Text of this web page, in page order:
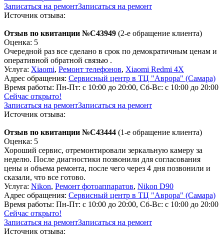
Записаться на ремонтЗаписаться на ремонт
Источник отзыва:
Отзыв по квитанции №C43949 (2-е обращение клиента)
Оценка: 5
Очередной раз все сделано в срок по демократичным ценам и
оперативной обратной связью .
Услуга: Xiaomi, Ремонт телефонов, Xiaomi Redmi 4X
Адрес обращения: Сервисный центр в ТЦ "Аврора" (Самара)
Время работы: Пн-Пт: с 10:00 до 20:00, Сб-Вс: с 10:00 до 20:00
Сейчас открыто!
Записаться на ремонтЗаписаться на ремонт
Источник отзыва:
Отзыв по квитанции №C43444 (1-е обращение клиента)
Оценка: 5
Хороший сервис, отремонтировали зеркальную камеру за
неделю. После диагностики позвонили для согласования
цены и объема ремонта, после чего через 4 дня позвонили и
сказали, что все готово.
Услуга: Nikon, Ремонт фотоаппаратов, Nikon D90
Адрес обращения: Сервисный центр в ТЦ "Аврора" (Самара)
Время работы: Пн-Пт: с 10:00 до 20:00, Сб-Вс: с 10:00 до 20:00
Сейчас открыто!
Записаться на ремонтЗаписаться на ремонт
Источник отзыва: